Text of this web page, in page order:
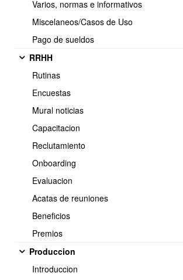
Varios, normas e informativos
Miscelaneos/Casos de Uso
Pago de sueldos
RRHH
Rutinas
Encuestas
Mural noticias
Capacitacion
Reclutamiento
Onboarding
Evaluacion
Acatas de reuniones
Beneficios
Premios
Produccion
Introduccion